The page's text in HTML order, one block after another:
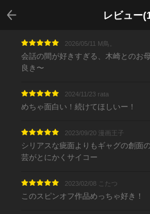
レビュー
戻る
2026/05/11 M鳥。
会話の間が好きすぎる、木崎とのお
良き〜
2024/11/23 rata
めちゃ面白い！続けてほしいー！
2023/09/20 漫画王子
シリアスな疵面よりもギャグの創面
芸がとにかくサイコー
2023/02/08 こたつ
このスピンオフ作品めっちゃ好き！